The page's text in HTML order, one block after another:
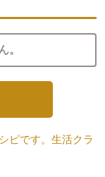
。
ピです。生活クラ
。